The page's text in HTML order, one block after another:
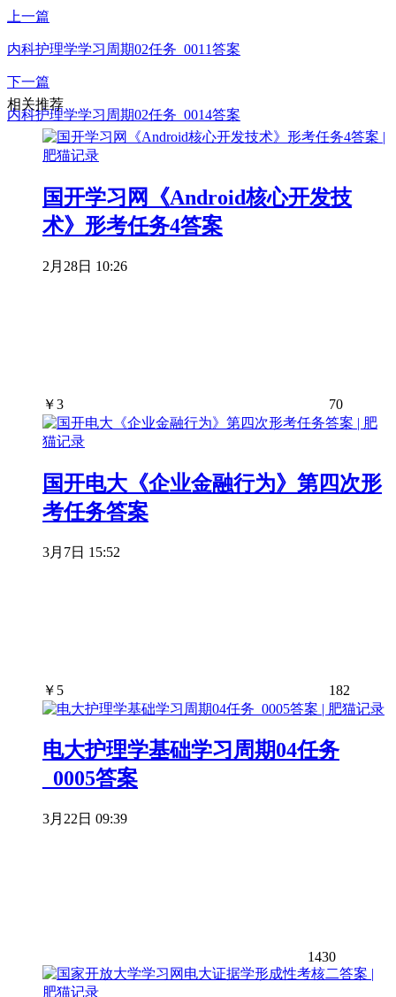
上一篇
内科护理学学习周期02任务_0011答案
下一篇
内科护理学学习周期02任务_0014答案
相关推荐
国开学习网《Android核心开发技
术》形考任务4答案
2月28日 10:26
￥3 70
国开电大《企业金融行为》第四次形
考任务答案
3月7日 15:52
￥ 5 182
电大护理学基础学习周期04任务
_0005答案
3月22日 09:39
1430